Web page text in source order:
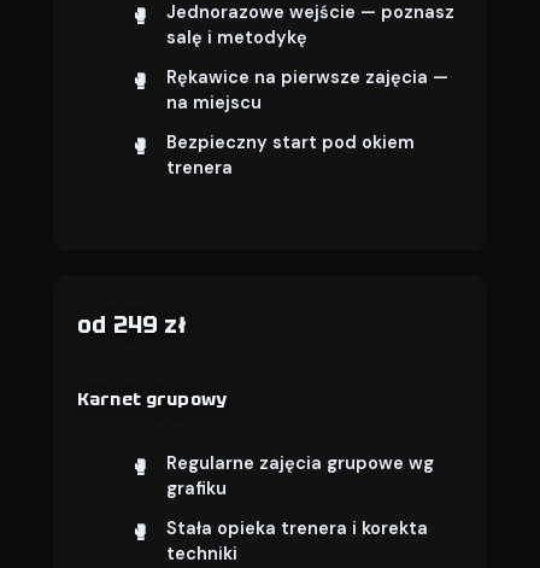
Jednorazowe wejście — poznasz
salę i metodykę
Rękawice na pierwsze zajęcia —
na miejscu
Bezpieczny start pod okiem
trenera
od 249 zł
Karnet grupowy
Regularne zajęcia grupowe wg
grafiku
Stała opieka trenera i korekta
techniki